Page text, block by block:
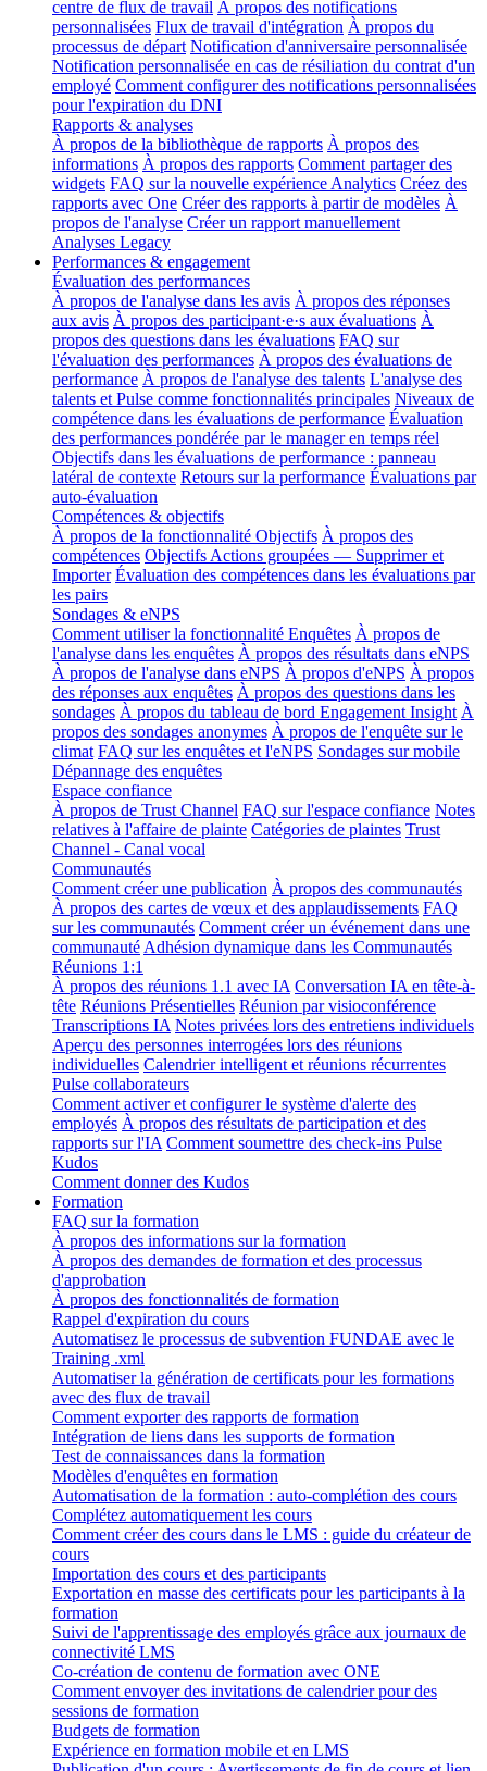
centre de flux de travail À propos des notifications
personnalisées Flux de travail d'intégration À propos du
processus de départ Notification d'anniversaire personnalisée
Notification personnalisée en cas de résiliation du contrat d'un
employé Comment configurer des notifications personnalisées
pour l'expiration du DNI
Rapports & analyses
À propos de la bibliothèque de rapports À propos des
informations À propos des rapports Comment partager des
widgets FAQ sur la nouvelle expérience Analytics Créez des
rapports avec One Créer des rapports à partir de modèles À
propos de l'analyse Créer un rapport manuellement
Analyses Legacy
Performances & engagement
Évaluation des performances
À propos de l'analyse dans les avis À propos des réponses
aux avis À propos des participant·e·s aux évaluations À
propos des questions dans les évaluations FAQ sur
l'évaluation des performances À propos des évaluations de
performance À propos de l'analyse des talents L'analyse des
talents et Pulse comme fonctionnalités principales Niveaux de
compétence dans les évaluations de performance Évaluation
des performances pondérée par le manager en temps réel
Objectifs dans les évaluations de performance : panneau
latéral de contexte Retours sur la performance Évaluations par
auto-évaluation
Compétences & objectifs
À propos de la fonctionnalité Objectifs À propos des
compétences Objectifs Actions groupées — Supprimer et
Importer Évaluation des compétences dans les évaluations par
les pairs
Sondages & eNPS
Comment utiliser la fonctionnalité Enquêtes À propos de
l'analyse dans les enquêtes À propos des résultats dans eNPS
À propos de l'analyse dans eNPS À propos d'eNPS À propos
des réponses aux enquêtes À propos des questions dans les
sondages À propos du tableau de bord Engagement Insight À
propos des sondages anonymes À propos de l'enquête sur le
climat FAQ sur les enquêtes et l'eNPS Sondages sur mobile
Dépannage des enquêtes
Espace confiance
À propos de Trust Channel FAQ sur l'espace confiance Notes
relatives à l'affaire de plainte Catégories de plaintes Trust
Channel - Canal vocal
Communautés
Comment créer une publication À propos des communautés
À propos des cartes de vœux et des applaudissements FAQ
sur les communautés Comment créer un événement dans une
communauté Adhésion dynamique dans les Communautés
Réunions 1:1
À propos des réunions 1.1 avec IA Conversation IA en tête-à-
tête Réunions Présentielles Réunion par visioconférence
Transcriptions IA Notes privées lors des entretiens individuels
Aperçu des personnes interrogées lors des réunions
individuelles Calendrier intelligent et réunions récurrentes
Pulse collaborateurs
Comment activer et configurer le système d'alerte des
employés À propos des résultats de participation et des
rapports sur l'IA Comment soumettre des check-ins Pulse
Kudos
Comment donner des Kudos
Formation
FAQ sur la formation
À propos des informations sur la formation
À propos des demandes de formation et des processus
d'approbation
À propos des fonctionnalités de formation
Rappel d'expiration du cours
Automatisez le processus de subvention FUNDAE avec le
Training .xml
Automatiser la génération de certificats pour les formations
avec des flux de travail
Comment exporter des rapports de formation
Intégration de liens dans les supports de formation
Test de connaissances dans la formation
Modèles d'enquêtes en formation
Automatisation de la formation : auto-complétion des cours
Complétez automatiquement les cours
Comment créer des cours dans le LMS : guide du créateur de
cours
Importation des cours et des participants
Exportation en masse des certificats pour les participants à la
formation
Suivi de l'apprentissage des employés grâce aux journaux de
connectivité LMS
Co-création de contenu de formation avec ONE
Comment envoyer des invitations de calendrier pour des
sessions de formation
Budgets de formation
Expérience en formation mobile et en LMS